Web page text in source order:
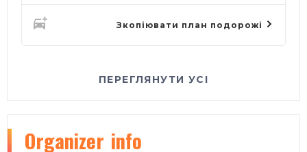
Зкопіювати план подорожі
ПЕРЕГЛЯНУТИ УСІ
Organizer info